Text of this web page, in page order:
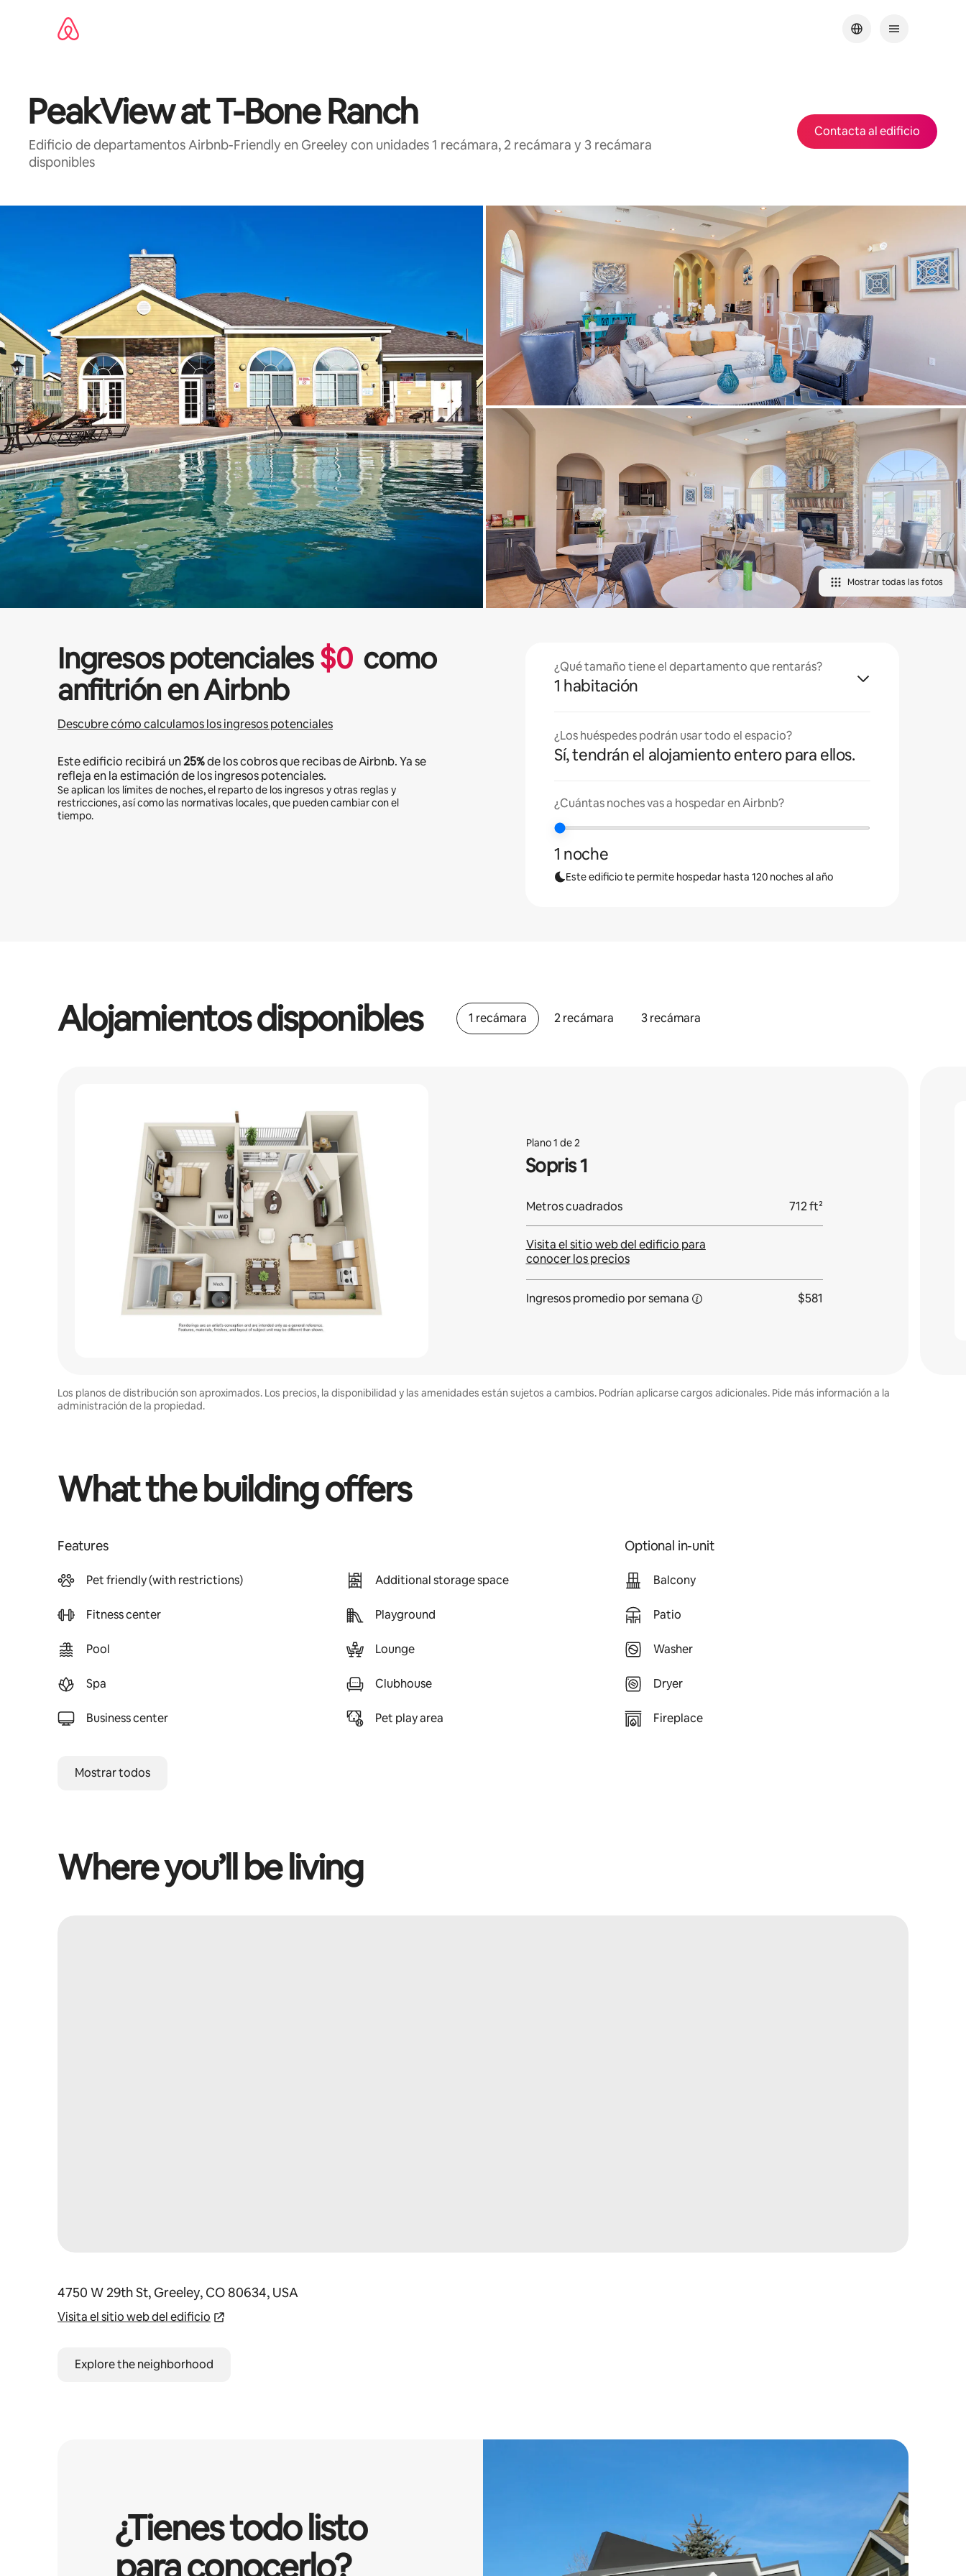
PeakView at T-Bone Ranch
Edificio de departamentos Airbnb-Friendly en Greeley con unidades 1 recámara, 2 recámara y 3 recámara
disponibles
Contacta al edificio
Mostrar todas las fotos
Ingresos potenciales$0 como
anfitrión en Airbnb
Descubre cómo calculamos los ingresos potenciales
Este edificio recibirá un25%de los cobros que recibas de Airbnb. Ya se
refleja en la estimación de los ingresos potenciales.
Se aplican los límites de noches, el reparto de los ingresos y otras reglas y
restricciones, así como las normativas locales, que pueden cambiar con el
tiempo.
¿Qué tamaño tiene el departamento que rentarás?
1 habitación
¿Los huéspedes podrán usar todo el espacio?
Sí, tendrán el alojamiento entero para ellos.
¿Cuántas noches vas a hospedar en Airbnb?
1 noche
Este edificio te permite hospedar hasta 120 noches al año
Alojamientos disponibles 1 recámara 2 recámara 3 recámara
Plano 1 de 2
Sopris 1
Metros cuadrados 712 ft²
Visita el sitio web del edificio para
conocer los precios
Ingresos promedio porsemana $581
Los planos de distribución son aproximados. Los precios, la disponibilidad y las amenidades están sujetos a cambios. Podrían aplicarse cargos adicionales. Pide más información a la
administración de la propiedad.
What the building offers
Features
Pet friendly (with restrictions)
Fitness center
Pool
Spa
Business center
Additional storage space
Playground
Lounge
Clubhouse
Pet play area
Optional in-unit
Balcony
Patio
Washer
Dryer
Fireplace
Mostrar todos
Where you’ll be living
4750 W 29th St, Greeley, CO 80634, USA
Visita el sitio web del edificio
Explore the neighborhood
¿Tienes todo listo
para conocerlo?